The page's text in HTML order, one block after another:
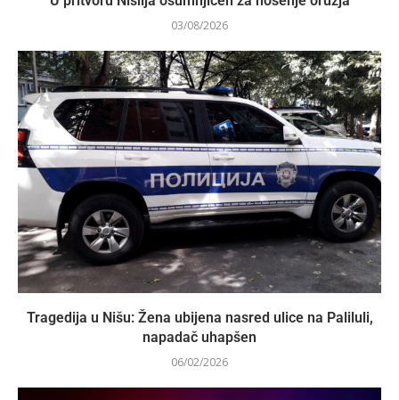
03/08/2026
Tragedija u Nišu: Žena ubijena nasred ulice na Paliluli,
napadač uhapšen
06/02/2026